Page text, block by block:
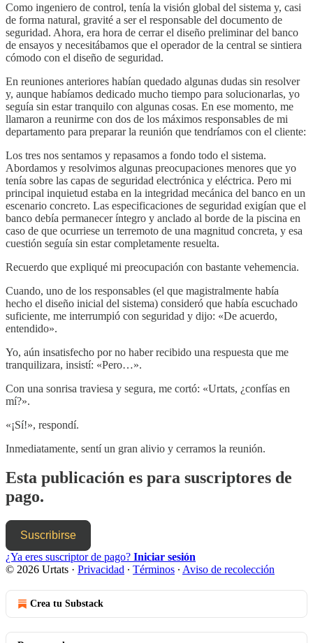
Como ingeniero de control, tenía la visión global del sistema y, casi
de forma natural, gravité a ser el responsable del documento de
seguridad. Ahora, era hora de cerrar el diseño preliminar del banco
de ensayos y necesitábamos que el operador de la central se sintiera
cómodo con el diseño de seguridad.
En reuniones anteriores habían quedado algunas dudas sin resolver
y, aunque habíamos dedicado mucho tiempo para solucionarlas, yo
seguía sin estar tranquilo con algunas cosas. En ese momento, me
llamaron a reunirme con dos de los máximos responsables de mi
departamento para preparar la reunión que tendríamos con el cliente:
Los tres nos sentamos y repasamos a fondo todo el sistema.
Abordamos y resolvimos algunas preocupaciones menores que yo
tenía sobre las capas de seguridad electrónica y eléctrica. Pero mi
principal inquietud estaba en la integridad mecánica del banco en un
escenario concreto. Las especificaciones de seguridad exigían que el
banco debía permanecer íntegro y anclado al borde de la piscina en
caso de que ocurriese un terremoto de una magnitud concreta, y esa
cuestión seguía sin estar completamente resuelta.
Recuerdo que expliqué mi preocupación con bastante vehemencia.
Cuando, uno de los responsables (el que magistralmente había
hecho el diseño inicial del sistema) consideró que había escuchado
suficiente, me interrumpió con seguridad y dijo: «De acuerdo,
entendido».
Yo, aún insatisfecho por no haber recibido una respuesta que me
tranquilizara, insistí: «Pero…».
Con una sonrisa traviesa y segura, me cortó: «Urtats, ¿confías en
mí?».
«¡Sí!», respondí.
Inmediatamente, sentí un gran alivio y cerramos la reunión.
Esta publicación es para suscriptores de
pago.
Suscribirse
¿Ya eres suscriptor de pago? Iniciar sesión
© 2026 Urtats · Privacidad ∙ Términos ∙ Aviso de recolección
Crea tu Substack